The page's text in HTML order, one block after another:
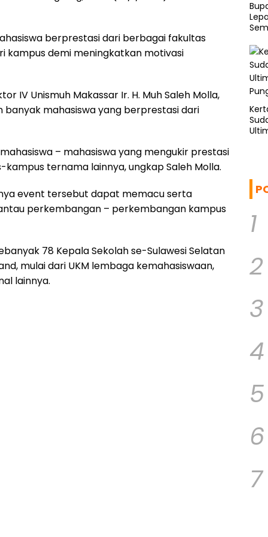
berprestasi dari berbagai fakultas
kampus demi meningkatkan motivasi
IV Unismuh Makassar Ir. H. Muh Saleh Molla,
banyak mahasiswa yang berprestasi dari
– mahasiswa yang mengukir prestasi
ternama lainnya, ungkap Saleh Molla.
event tersebut dapat memacu serta
perkembangan – perkembangan kampus
78 Kepala Sekolah se-Sulawesi Selatan
mulai dari UKM lembaga kemahasiswaan,
lainnya.
1
2
3
4
5
6
7